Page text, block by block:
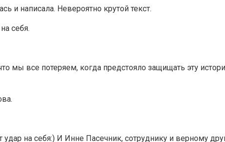
и написала. Невероятно крутой текст.
себя.
мы все потеряем, когда предстояло защищать эту
на себя:) И Инне Пасечник, сотруднику и верному